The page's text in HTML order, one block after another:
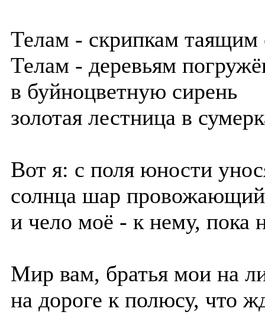
Телам - скрипкам таящим
Телам - деревьям
в буйноцветную сирень
золотая лестница в
Вот я: с поля юности
солнца шар провожающий
и чело моё - к нему, пока
Мир вам, братья мои на
на дороге к полюсу, что